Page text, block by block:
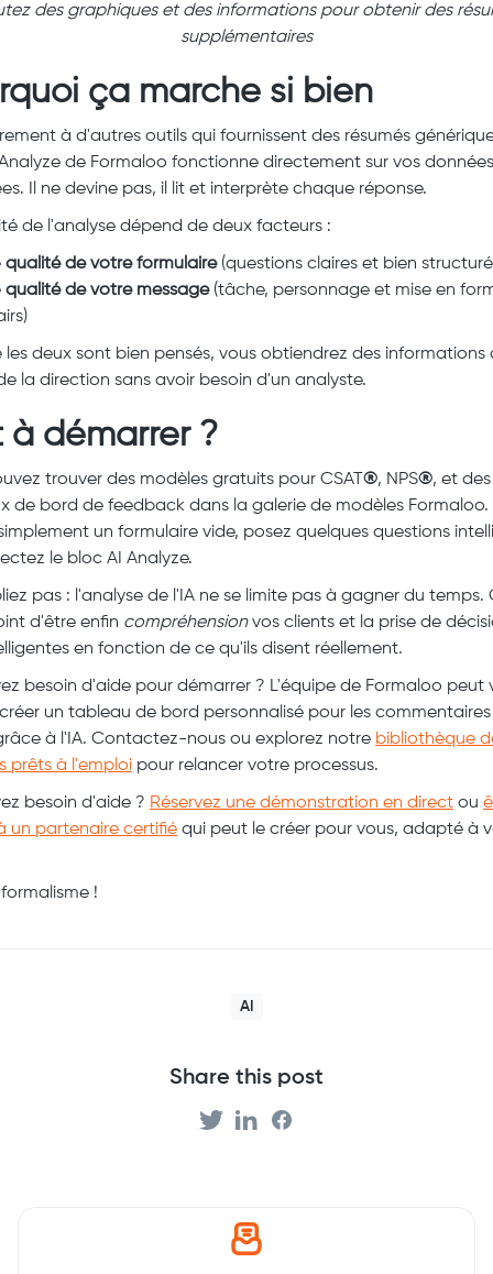
des graphiques et des informations pour obtenir des
supplémentaires
ça marche si bien
à d'autres outils qui fournissent des résumés
de Formaloo fonctionne directement sur vos données
Il ne devine pas, il lit et interprète chaque réponse.
de l'analyse dépend de deux facteurs :
qualité de votre formulaire(questions claires et bien
qualité de votre message(tâche, personnage et mise en
les deux sont bien pensés, vous obtiendrez des informations
la direction sans avoir besoin d'un analyste.
à démarrer ?
trouver des modèles gratuits pour CSAT®, NPS®, et des
de bord de feedback dans la galerie de modèles Formaloo.
un formulaire vide, posez quelques questions
le bloc AI Analyze.
pas : l'analyse de l'IA ne se limite pas à gagner du temps.
d'être enfin compréhensionvos clients et la prise de
en fonction de ce qu'ils disent réellement.
besoin d'aide pour démarrer ? L'équipe de Formaloo peut
un tableau de bord personnalisé pour les commentaires
à l'IA. Contactez-nous ou explorez notre bibliothèque
prêts à l'emploi pour relancer votre processus.
besoin d'aide ? Réservez une démonstration en direct ou
un partenaire certifié qui peut le créer pour vous, adapté à
!
AI
Share this post